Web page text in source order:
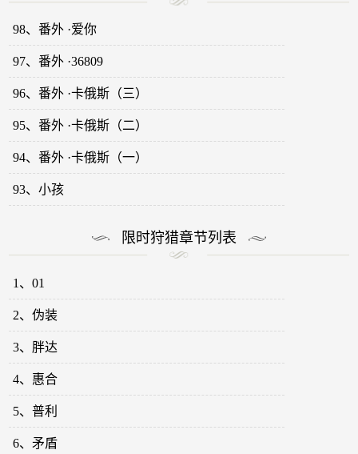
98、番外 ·爱你
97、番外 ·36809
96、番外 ·卡俄斯（三）
95、番外 ·卡俄斯（二）
94、番外 ·卡俄斯（一）
93、小孩
限时狩猎章节列表
1、01
2、伪装
3、胖达
4、惠合
5、普利
6、矛盾